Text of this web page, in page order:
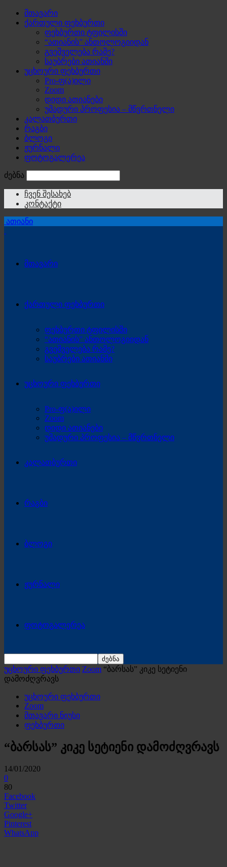
მთავარი
ქართული ფეხბურთი
ფეხბურთი ტფილისში
“ათიანის” ანთოლოგიიდან
გვეშველება რამე?
საუბრები ათიანში
უცხოური ფეხბურთი
Pro-ფ(ა)ილი
Zoom
დიდი ათიანები
უმადური პროფესია – მწვრთნელი
კალათბურთი
რაგბი
ბლოგი
ჟურნალი
ფოტოგალერეა
ძებნა
ჩვენ შესახებ
კონტაქტი
ათიანი
მთავარი
ქართული ფეხბურთი
ფეხბურთი ტფილისში
“ათიანის” ანთოლოგიიდან
გვეშველება რამე?
საუბრები ათიანში
უცხოური ფეხბურთი
Pro-ფ(ა)ილი
Zoom
დიდი ათიანები
უმადური პროფესია – მწვრთნელი
კალათბურთი
რაგბი
ბლოგი
ჟურნალი
ფოტოგალერეა
უცხოური ფეხბურთი Zoom “ბარსას” კიკე სეტიენი
დამოძღვრავს
უცხოური ფეხბურთი
Zoom
მთავარი ნიუსი
ფეხბურთი
“ბარსას” კიკე სეტიენი დამოძღვრავს
14/01/2020
0
80
Facebook
Twitter
Google+
Pinterest
WhatsApp